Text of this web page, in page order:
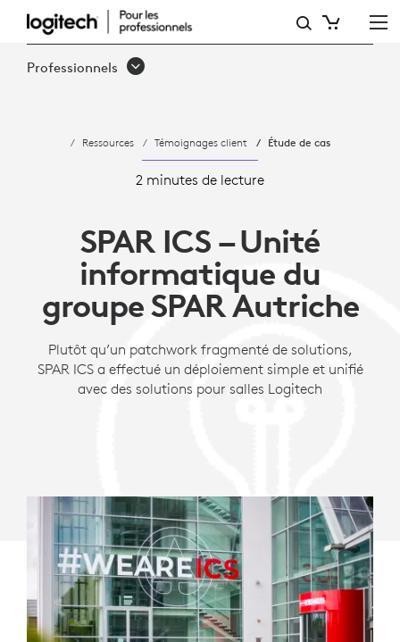
ÉTUDE
DE
VIDÉO
COLLABORATION
PREND
NOUVELLE
DIMENSION
CHEZ
SPAR
Professionnels
Ressources Témoignages client Étude de cas
2 minutes de lecture
SPAR ICS – Unité
informatique du
groupe SPAR Autriche
Plutôt qu’un patchwork fragmenté de solutions,
SPAR ICS a effectué un déploiement simple et unifié
avec des solutions pour salles Logitech